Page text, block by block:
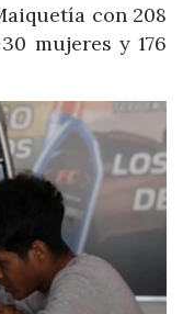
con 208
mujeres y 176